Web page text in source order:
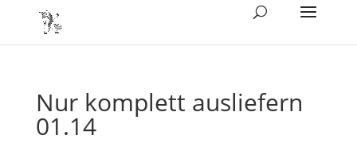
Nur komplett ausliefern
01.14